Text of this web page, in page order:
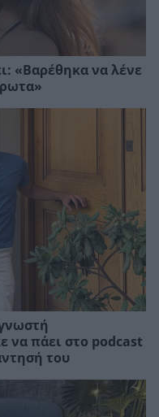
«Βαρέθηκα να λένε
να πάει στο podcast
του